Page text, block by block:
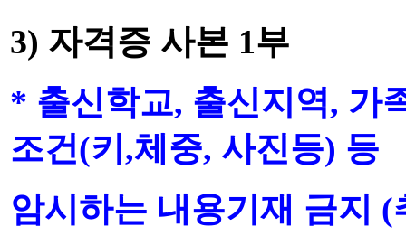
3) 자격증 사본 1부
* 출신학교, 출신지역, 가
조건(키 ,체중, 사진등) 등
암시하는 내용기재 금지 (